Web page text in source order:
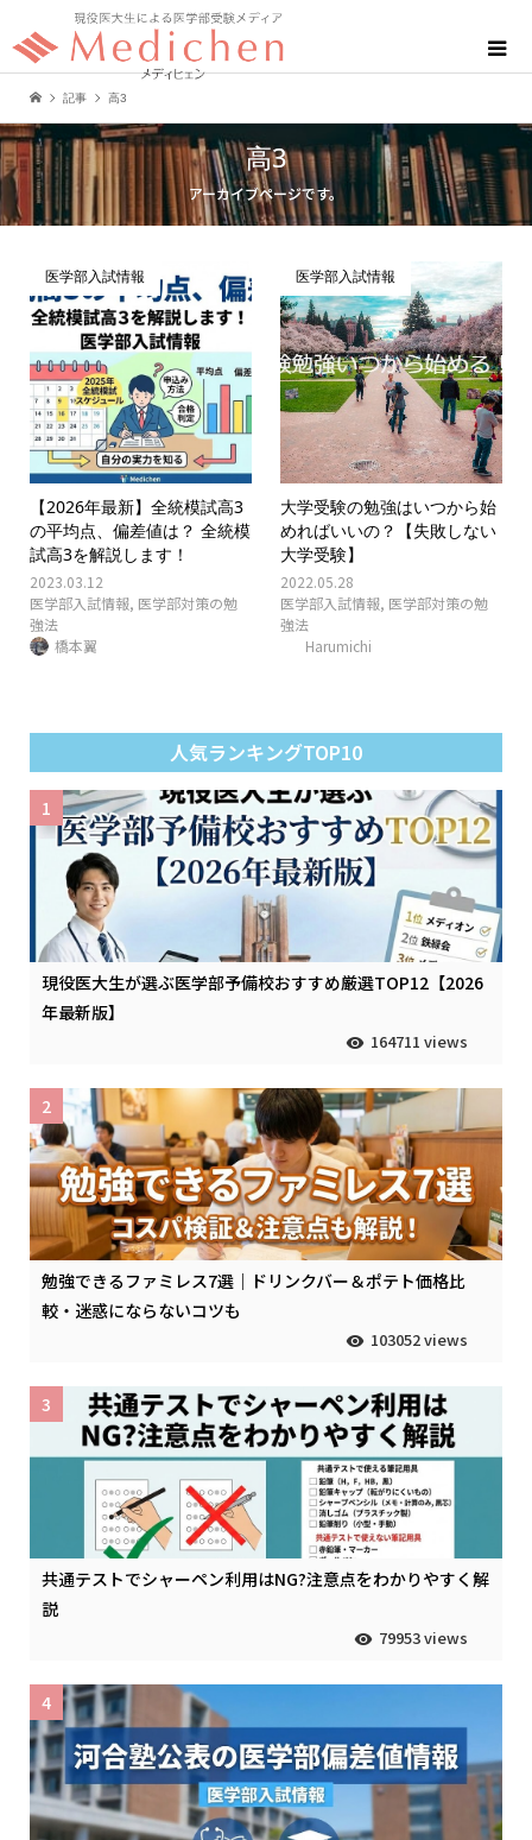
記事 高3
高3
アーカイブページです。
医学部入試情報
【2026年最新】全統模試高3
の平均点、偏差値は？ 全統模
試高3を解説します！
2023.03.12
医学部入試情報, 医学部対策の勉
強法
橋本翼
医学部入試情報
大学受験の勉強はいつから始
めればいいの？【失敗しない
大学受験】
2022.05.28
医学部入試情報, 医学部対策の勉
強法
Harumichi
人気ランキングTOP10
現役医大生が選ぶ医学部予備校おすすめ厳選TOP12【2026
年最新版】
164711 views
1
勉強できるファミレス7選｜ドリンクバー＆ポテト価格比
較・迷惑にならないコツも
103052 views
2
共通テストでシャーペン利用はNG?注意点をわかりやすく解
説
79953 views
3
4